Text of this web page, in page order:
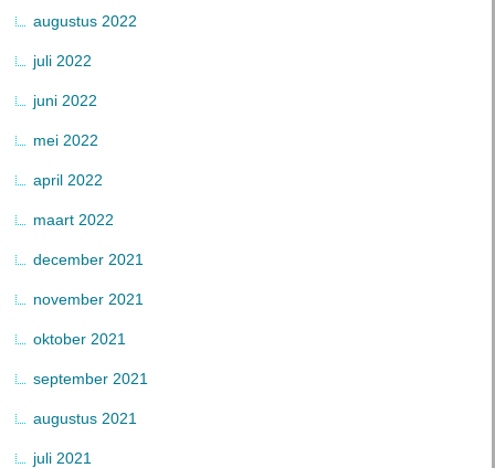
augustus 2022
juli 2022
juni 2022
mei 2022
april 2022
maart 2022
december 2021
november 2021
oktober 2021
september 2021
augustus 2021
juli 2021